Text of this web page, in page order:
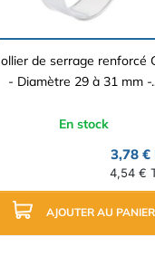
de serrage renforcé
- Diamètre 29 à 31 mm -
En stock
3,78 €
4,54 €
AJOUTER AU PANIER